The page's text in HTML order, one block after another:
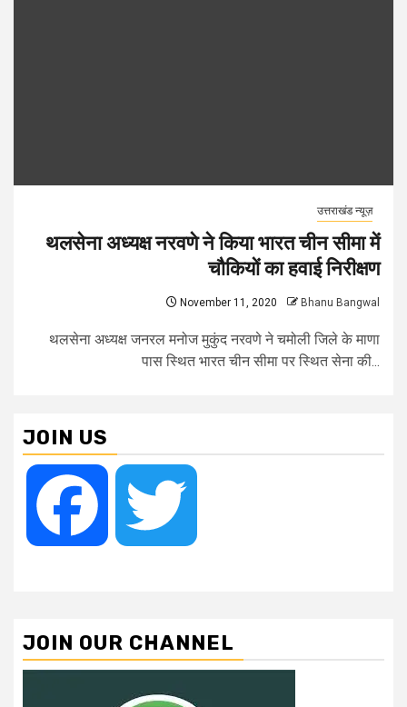
उत्तराखंड न्यूज़
थलसेना अध्यक्ष नरवणे ने किया भारत चीन सीमा में
चौकियों का हवाई निरीक्षण
November 11, 2020 Bhanu Bangwal
थलसेना अध्यक्ष जनरल मनोज मुकुंद नरवणे ने चमोली जिले के माणा
पास स्थित भारत चीन सीमा पर स्थित सेना की...
JOIN US
Facebook
JOIN OUR CHANNEL